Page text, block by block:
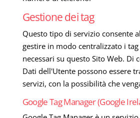
Gestione dei tag
Questo tipo di servizio consente
gestire in modo centralizzato i
necessari su questo Sito Web. Di
Dati dell'Utente possono essere
servizi, con la possibilità che
Google Tag Manager (Google